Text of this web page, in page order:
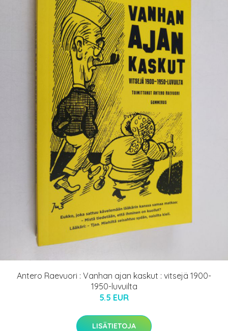
Antero Raevuori : Vanhan ajan kaskut : vitsejä 1900-
1950-luvuilta
5.5 EUR
LISÄTIETOJA